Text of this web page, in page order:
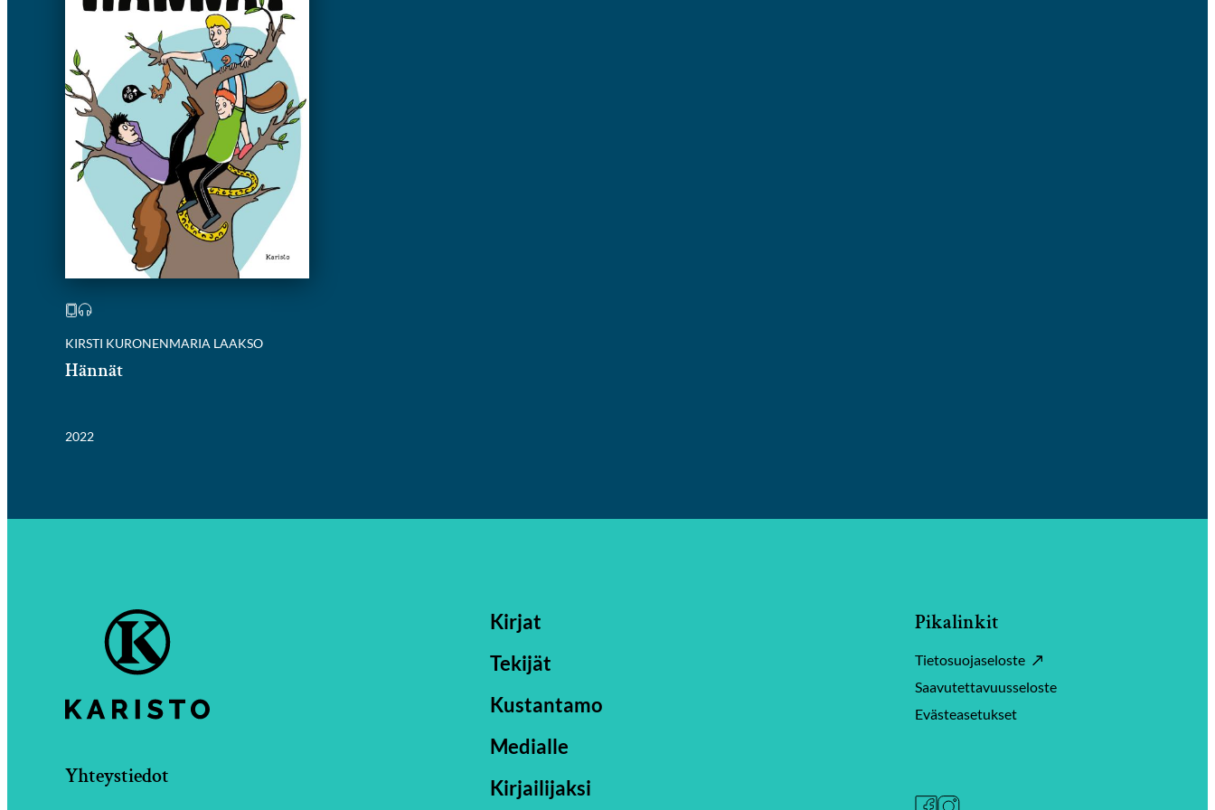
KIRSTI KURONENMARIA LAAKSO
Hännät
2022
Yhteystiedot
Kirjat
Tekijät
Kustantamo
Medialle
Kirjailijaksi
Pikalinkit
Tietosuojaseloste
Saavutettavuusseloste
Evästeasetukset